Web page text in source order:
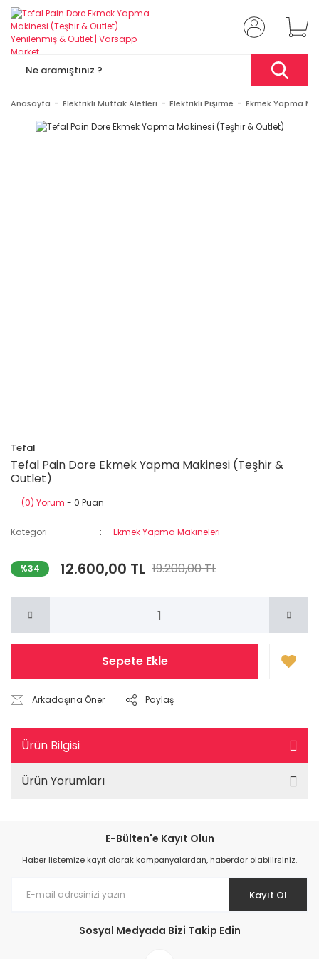
Anasayfa Elektrikli Mutfak Aletleri Elektrikli Pişirme Ekmek Yapma
Tefal
Tefal Pain Dore Ekmek Yapma Makinesi (Teşhir &
Outlet)
(0) Yorum - 0 Puan
Kategori Ekmek Yapma Makineleri
%34 12.600,00 TL 19.200,00 TL
Sepete Ekle
Arkadaşına Öner Paylaş
Ürün Bilgisi
Ürün Yorumları
E-Bülten'e Kayıt Olun
Haber listemize kayıt olarak kampanyalardan, haberdar olabilirsiniz.
Kayıt Ol
Sosyal Medyada Bizi Takip Edin